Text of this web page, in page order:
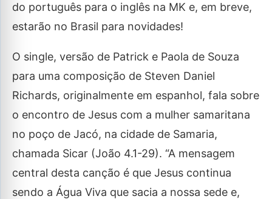
do português para o inglês na MK e, em breve,
estarão no Brasil para novidades!
O single, versão de Patrick e Paola de Souza
para uma composição de Steven Daniel
Richards, originalmente em espanhol, fala sobre
o encontro de Jesus com a mulher samaritana
no poço de Jacó, na cidade de Samaria,
chamada Sicar (João 4.1-29). “A mensagem
central desta canção é que Jesus continua
sendo a Água Viva que sacia a nossa sede e,